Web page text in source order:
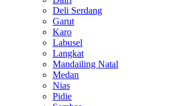
Deli Serdang
Garut
Karo
Labusel
Langkat
Mandailing Natal
Medan
Nias
Pidie